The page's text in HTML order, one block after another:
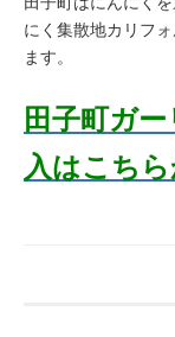
にく集散地カリフ
ます。
田子町ガ
入はこち